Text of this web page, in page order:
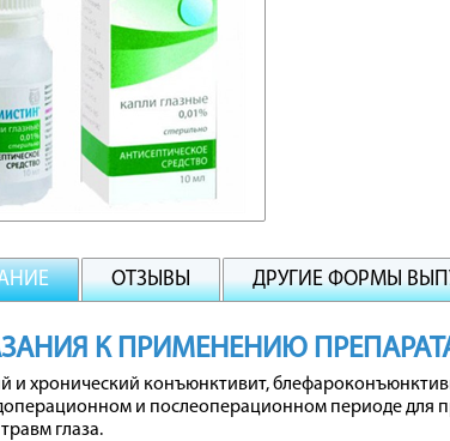
ОТЗЫВЫ ДРУГИЕ ФОРМЫ
К ПРИМЕНЕНИЮ
и хронический конъюнктивит,
и послеоперационном периоде для
глаза.